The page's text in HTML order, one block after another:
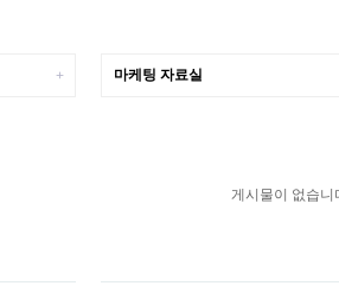
+ 마케팅 자료실
게시물이 없습니